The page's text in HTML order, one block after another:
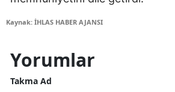
Kaynak: İHLAS HABER AJANSI
Yorumlar
Takma Ad